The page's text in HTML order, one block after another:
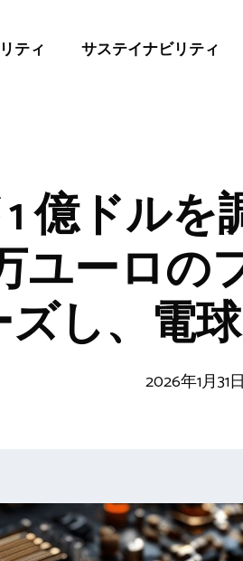
ティ サステイナビリティ
億ドルを
ユーロの
ズし、電
2026年1月31日